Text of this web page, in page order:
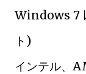
Windows 7
ト)
インテル、